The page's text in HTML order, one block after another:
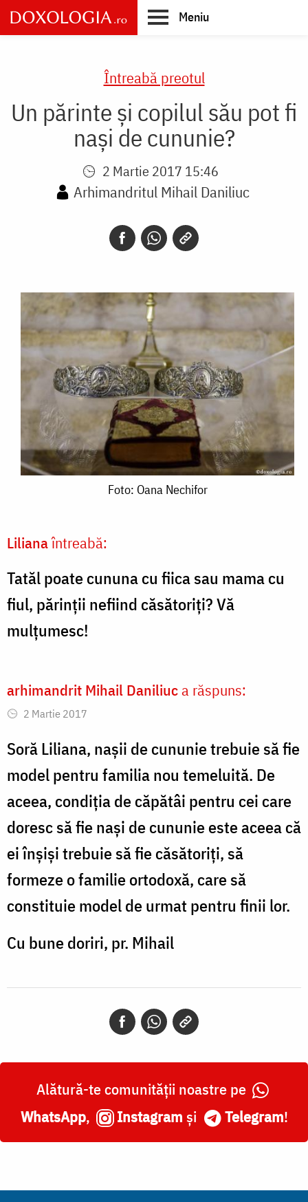
Skip
to
main
Meniu
Întreabă preotul
Un părinte și copilul său pot fi
nași de cununie?
2 Martie 2017 15:46
Arhimandritul Mihail Daniliuc
Nechifor
Foto: Oana Nechifor
Lilianaîntreabă:
Tatăl poate cununa cu fiica sau mama cu
fiul, părinții nefiind căsătoriți? Vă
mulțumesc!
arhimandrit Mihail Daniliuc a răspuns:
2 Martie 2017
Soră Liliana, nașii de cununie trebuie să fie
model pentru familia nou temeluită. De
aceea, condiția de căpătâi pentru cei care
doresc să fie nași de cununie este aceea că
ei înșiși trebuie să fie căsătoriți, să
formeze o familie ortodoxă, care să
constituie model de urmat pentru finii lor.
Cu bune doriri, pr. Mihail
Alătură-te comunității noastre pe
WhatsApp, Instagram și Telegram!